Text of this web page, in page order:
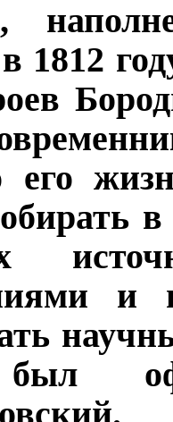
1812
его
и
был